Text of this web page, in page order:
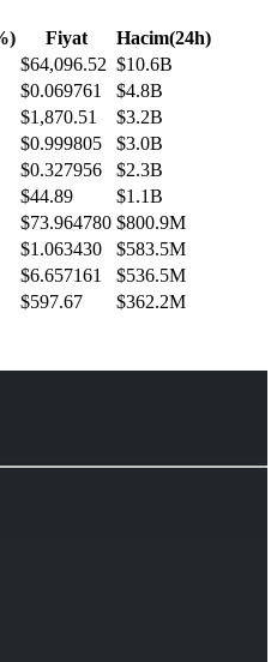
Fiyat
Hacim(24h)
$64,096.52 $10.6B
$0.069761
$4.8B
$1,870.51
$3.2B
$0.999805
$3.0B
$0.327956
$2.3B
$44.89
$1.1B
$73.964780 $800.9M
$1.063430
$583.5M
$6.657161
$536.5M
$597.67
$362.2M